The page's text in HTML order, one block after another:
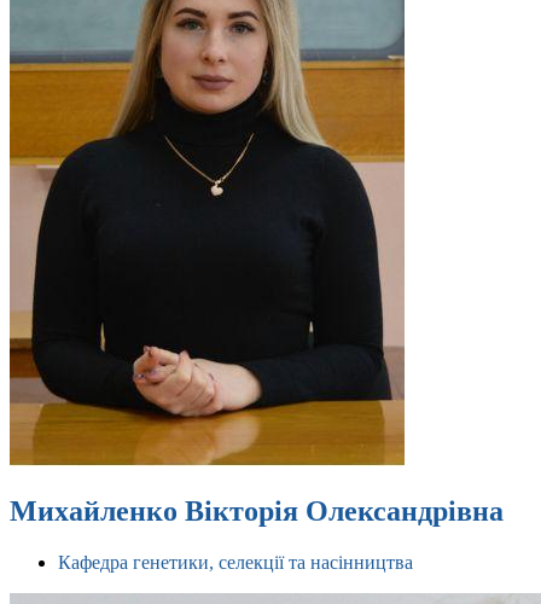
Михайленко Вікторія Олександрівна
Кафедра генетики, селекції та насінництва